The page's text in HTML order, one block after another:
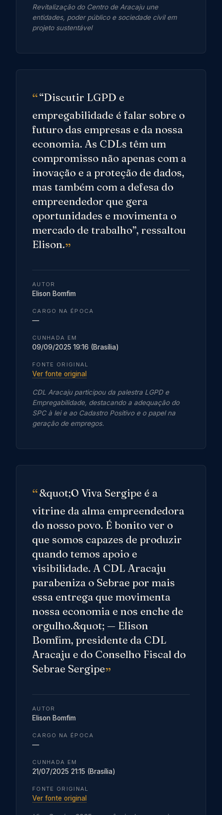
Revitalização do Centro de Aracaju une
entidades, poder público e sociedade civil em
projeto sustentável
“Discutir LGPD e
empregabilidade é falar sobre o
futuro das empresas e da nossa
economia. As CDLs têm um
compromisso não apenas com a
inovação e a proteção de dados,
mas também com a defesa do
empreendedor que gera
oportunidades e movimenta o
mercado de trabalho”, ressaltou
Elison.
AUTOR
Elison Bomfim
CARGO NA ÉPOCA
—
CUNHADA EM
09/09/2025 19:16 (Brasília)
FONTE ORIGINAL
Ver fonte original
CDL Aracaju participou da palestra LGPD e
Empregabilidade, destacando a adequação do
SPC à lei e ao Cadastro Positivo e o papel na
geração de empregos.
&quot;O Viva Sergipe é a
vitrine da alma empreendedora
do nosso povo. É bonito ver o
que somos capazes de produzir
quando temos apoio e
visibilidade. A CDL Aracaju
parabeniza o Sebrae por mais
essa entrega que movimenta
nossa economia e nos enche de
orgulho.&quot; — Elison
Bomfim, presidente da CDL
Aracaju e do Conselho Fiscal do
Sebrae Sergipe
AUTOR
Elison Bomfim
CARGO NA ÉPOCA
—
CUNHADA EM
21/07/2025 21:15 (Brasília)
FONTE ORIGINAL
Ver fonte original